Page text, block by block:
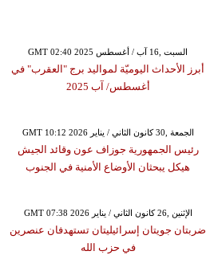
GMT 02:40 2025 السبت ,16 آب / أغسطس
أبرز الأحداث اليوميّة لمواليد برج "العقرب" في
أغسطس/ آب 2025
GMT 10:12 2026 الجمعة ,30 كانون الثاني / يناير
رئيس الجمهورية جوزاف عون وقائد الجيش
هيكل يبحثان الأوضاع الأمنية في الجنوب
GMT 07:38 2026 الإثنين ,26 كانون الثاني / يناير
ضربتان جويتان إسرائيليتان تستهدفان عنصرين
في حزب الله